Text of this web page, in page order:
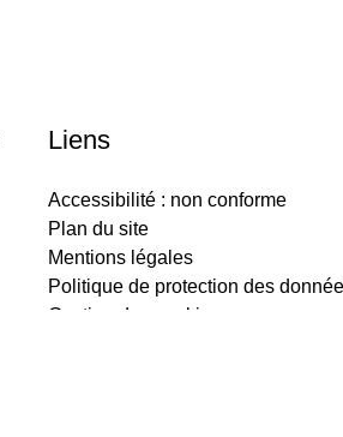
Liens
Accessibilité : non conforme
Plan du site
Mentions légales
Politique de protection des
Gestion des cookies